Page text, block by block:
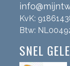
KvK:
Btw:
SNEL